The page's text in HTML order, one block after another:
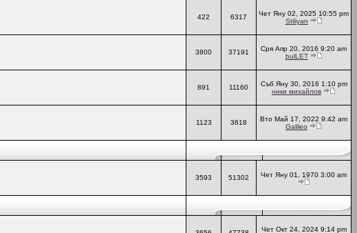
422 6317
Чет Яну 02, 2025 10:55 pm
Stiliyan
3800 37191
Сря Апр 20, 2016 9:20 am
bulLET
891 11160
Съб Яну 30, 2016 1:10 pm
ники михайлов
1123 3618
Вто Май 17, 2022 9:42 am
Galileo
3593 51302 Чет Яну 01, 1970 3:00 am
Чет Окт 24, 2024 9:14 pm